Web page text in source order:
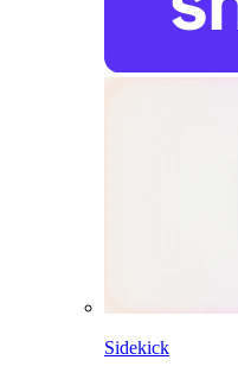
Sidekick